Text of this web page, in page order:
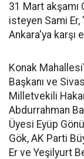
31 Mart
isteyen Sami
Ankara'ya karşı
Konak
Başkanı ve
Milletvekili
Abdurrahman
Üyesi Eyüp
Gök, AK Parti
Er ve Yeşilyurt